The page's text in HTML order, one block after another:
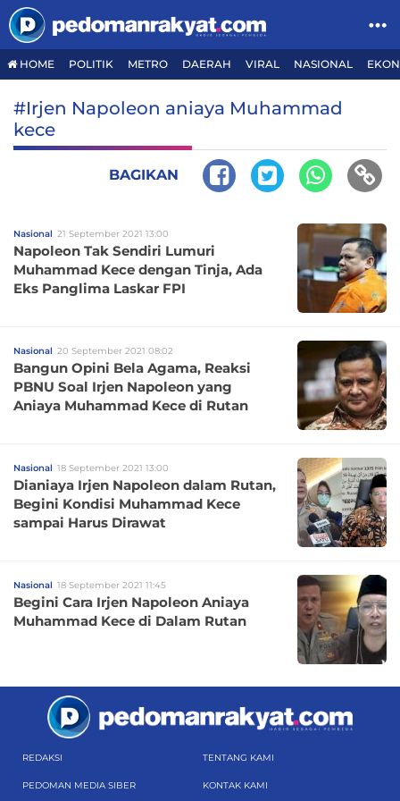
HOME POLITIK METRO DAERAH VIRAL NASIONAL
#Irjen Napoleon aniaya Muhammad
kece
BAGIKAN
Nasional 21 September 2021 13:00
Napoleon Tak Sendiri Lumuri
Muhammad Kece dengan Tinja, Ada
Eks Panglima Laskar FPI
Nasional 20 September 2021 08:02
Bangun Opini Bela Agama, Reaksi
PBNU Soal Irjen Napoleon yang
Aniaya Muhammad Kece di Rutan
Nasional 18 September 2021 13:00
Dianiaya Irjen Napoleon dalam Rutan,
Begini Kondisi Muhammad Kece
sampai Harus Dirawat
Nasional 18 September 2021 11:45
Begini Cara Irjen Napoleon Aniaya
Muhammad Kece di Dalam Rutan
REDAKSI TENTANG KAMI
PEDOMAN MEDIA SIBER KONTAK KAMI